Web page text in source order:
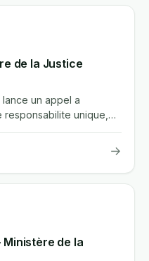
de la Justice
un appel a
unique,
→
Ministère de la